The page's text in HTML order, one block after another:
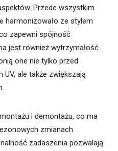
Przede wszystkim
harmonizowało ze stylem
zapewni spójność
jest również wytrzymałość
one nie tylko przed
ale także zwiększają
i demontażu, co ma
zmianach
zadaszenia pozwalają